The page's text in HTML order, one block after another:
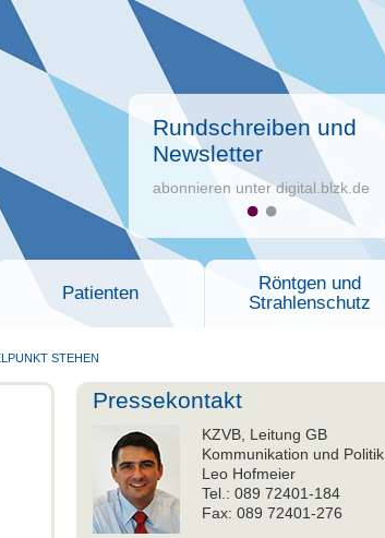
Rundschreiben und
Newsletter
abonnieren unter digital.blzk.de
Patienten
Röntgen und
Strahlenschutz
STEHEN
Pressekontakt
KZVB, Leitung GB
Kommunikation und Politik
Leo Hofmeier
Tel.: 089 72401-184
Fax: 089 72401-276